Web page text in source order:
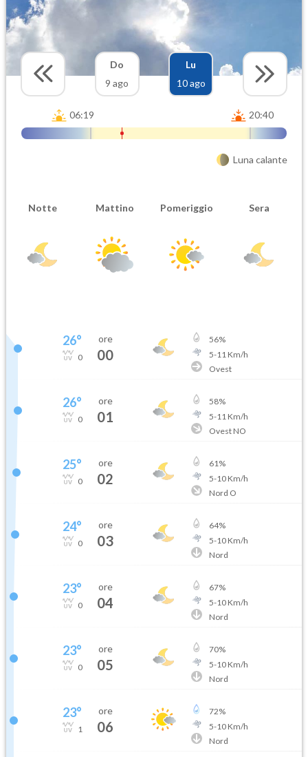
Do
9 ago
Lu
10 ago
06:19 20:40
Luna calante
Notte Mattino Pomeriggio Sera
26°
0
ore
00
56%
5-11 Km/h
Ovest
26°
0
ore
01
58%
5-11 Km/h
Ovest NO
25°
0
ore
02
61%
5-10Km/h
Nord O
24°
0
ore
03
64%
5-10Km/h
Nord
23°
0
ore
04
67%
5-10Km/h
Nord
23°
0
ore
05
70%
5-10Km/h
Nord
23°
1
ore
06
72%
5-10Km/h
Nord